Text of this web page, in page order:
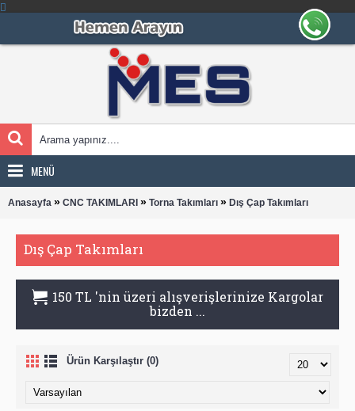
MENÜ
Anasayfa » CNC TAKIMLARI » Torna Takımları » Dış Çap Takımları
Dış Çap Takımları
150 TL 'nin üzeri alışverişlerinize Kargolar
bizden ...
Ürün Karşılaştır (0)